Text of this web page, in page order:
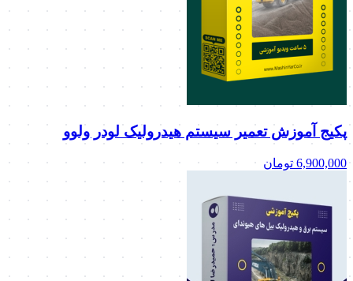
پکیج آموزش تعمیر سیستم هیدرولیک لودر ولوو
6,900,000 تومان